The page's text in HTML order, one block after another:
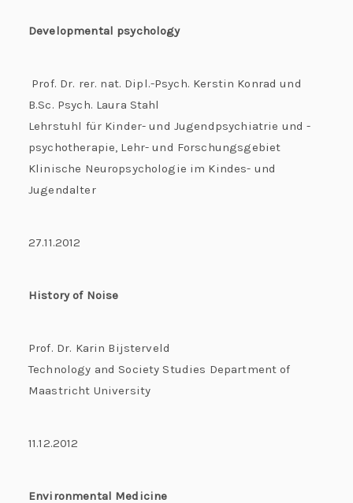
Developmental psychology
Prof. Dr. rer. nat. Dipl.-Psych. Kerstin Konrad und
B.Sc. Psych. Laura Stahl
Lehrstuhl für Kinder- und Jugendpsychiatrie und -
psychotherapie, Lehr- und Forschungsgebiet
Klinische Neuropsychologie im Kindes- und
Jugendalter
27.11.2012
History of Noise
Prof. Dr. Karin Bijsterveld
Technology and Society Studies Department of
Maastricht University
11.12.2012
Environmental Medicine